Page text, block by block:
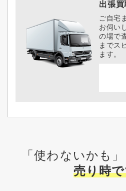
出張
ご自宅
お伺い
の場で
までス
ます。
「使わないかも
売り時